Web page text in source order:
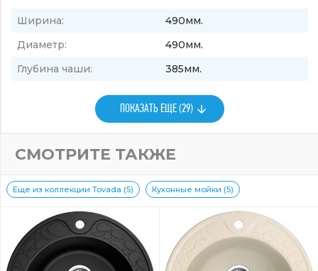
Ширина:
490мм.
Диаметр:
490мм.
Глубина чаши:
385мм.
ПОКАЗАТЬ ЕЩЕ (29)
СМОТРИТЕ ТАКЖЕ
Еще из коллекции Tovada (5) Кухонные мойки (5)